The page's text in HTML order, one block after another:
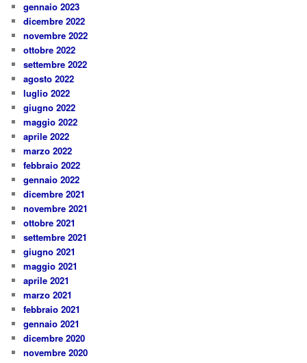
gennaio 2023
dicembre 2022
novembre 2022
ottobre 2022
settembre 2022
agosto 2022
luglio 2022
giugno 2022
maggio 2022
aprile 2022
marzo 2022
febbraio 2022
gennaio 2022
dicembre 2021
novembre 2021
ottobre 2021
settembre 2021
giugno 2021
maggio 2021
aprile 2021
marzo 2021
febbraio 2021
gennaio 2021
dicembre 2020
novembre 2020